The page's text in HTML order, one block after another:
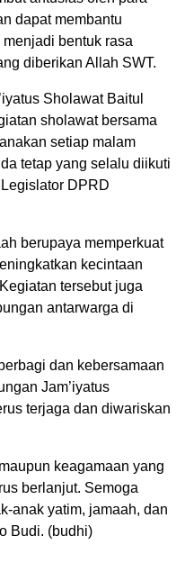
dapat membantu
bentuk rasa
diberikan Allah SWT.
Sholawat Baitul
sholawat bersama
setiap malam
tetap yang selalu diikuti
DPRD
berupaya memperkuat
kecintaan
tersebut juga
antarwarga di
dan kebersamaan
Jam’iyatus
terjaga dan diwariskan
keagamaan yang
berlanjut. Semoga
anak yatim, jamaah, dan
Budi. (budhi)